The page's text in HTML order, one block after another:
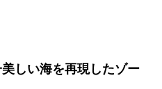
美しい海を再現したゾー